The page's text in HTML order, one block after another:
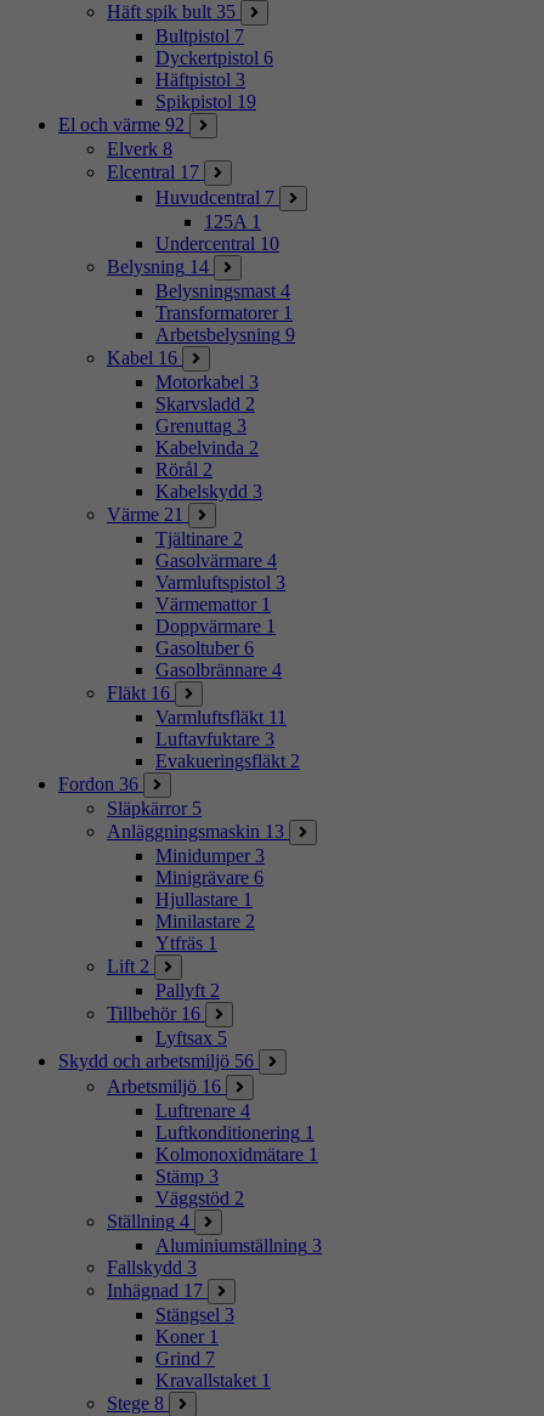
Häft spik bult 35
Bultpistol 7
Dyckertpistol 6
Häftpistol 3
Spikpistol 19
El och värme 92
Elverk 8
Elcentral 17
Huvudcentral 7
125A 1
Undercentral 10
Belysning 14
Belysningsmast 4
Transformatorer 1
Arbetsbelysning 9
Kabel 16
Motorkabel 3
Skarvsladd 2
Grenuttag 3
Kabelvinda 2
Rörål 2
Kabelskydd 3
Värme 21
Tjältinare 2
Gasolvärmare 4
Varmluftspistol 3
Värmemattor 1
Doppvärmare 1
Gasoltuber 6
Gasolbrännare 4
Fläkt 16
Varmluftsfläkt 11
Luftavfuktare 3
Evakueringsfläkt 2
Fordon 36
Släpkärror 5
Anläggningsmaskin 13
Minidumper 3
Minigrävare 6
Hjullastare 1
Minilastare 2
Ytfräs 1
Lift 2
Pallyft 2
Tillbehör 16
Lyftsax 5
Skydd och arbetsmiljö 56
Arbetsmiljö 16
Luftrenare 4
Luftkonditionering 1
Kolmonoxidmätare 1
Stämp 3
Väggstöd 2
Ställning 4
Aluminiumställning 3
Fallskydd 3
Inhägnad 17
Stängsel 3
Koner 1
Grind 7
Kravallstaket 1
Stege 8